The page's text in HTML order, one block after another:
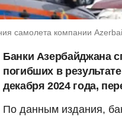
самолета компании
Банки Азербайджана
погибших в
декабря 2024 года,
По данным издания,